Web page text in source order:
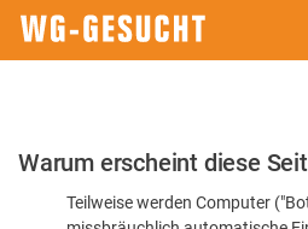
Bitte
Warum erscheint diese
Teilweise werden Computer